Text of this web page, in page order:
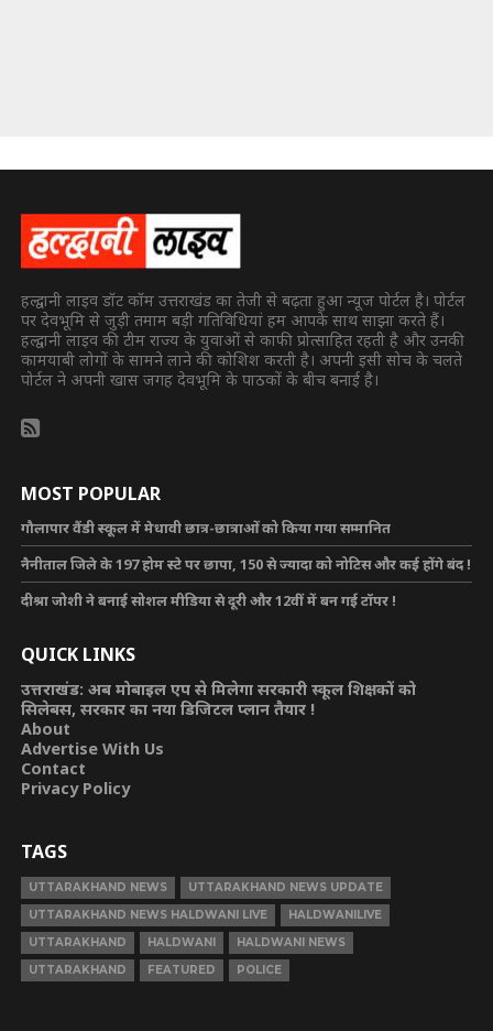
हल्द्वानी लाइव डॉट कॉम उत्तराखंड का तेजी से बढ़ता हुआ न्यूज पोर्टल है। पोर्टल
पर देवभूमि से जुड़ी तमाम बड़ी गतिविधियां हम आपके साथ साझा करते हैं।
हल्द्वानी लाइव की टीम राज्य के युवाओं से काफी प्रोत्साहित रहती है और उनकी
कामयाबी लोगों के सामने लाने की कोशिश करती है। अपनी इसी सोच के चलते
पोर्टल ने अपनी खास जगह देवभूमि के पाठकों के बीच बनाई है।
MOST POPULAR
गौलापार वैंडी स्कूल में मेधावी छात्र-छात्राओं को किया गया सम्मानित
नैनीताल जिले के 197 होम स्टे पर छापा, 150 से ज्यादा को नोटिस और कई होंगे बंद !
दीश्रा जोशी ने बनाई सोशल मीडिया से दूरी और 12वीं में बन गई टॉपर !
QUICK LINKS
उत्तराखंड: अब मोबाइल एप से मिलेगा सरकारी स्कूल शिक्षकों को
सिलेबस, सरकार का नया डिजिटल प्लान तैयार !
About
Advertise With Us
Contact
Privacy Policy
TAGS
UTTARAKHAND NEWS
UTTARAKHAND NEWS UPDATE
UTTARAKHAND NEWS HALDWANI LIVE
HALDWANILIVE
UTTARAKHAND
HALDWANI
HALDWANI NEWS
UTTARAKHAND
FEATURED POLICE